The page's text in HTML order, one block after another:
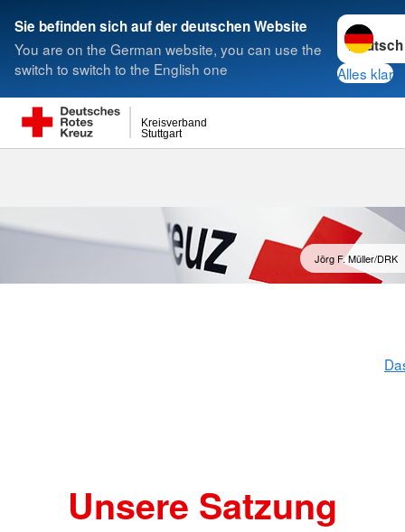
Sie befinden sich auf der deutschen Website
You are on the German website, you can use the
switch to switch to the English one
Sprache
Alles klar
Stuttgart
Kreisverband
Suche
Jörg F. Müller/DRK
Unsere Satzung